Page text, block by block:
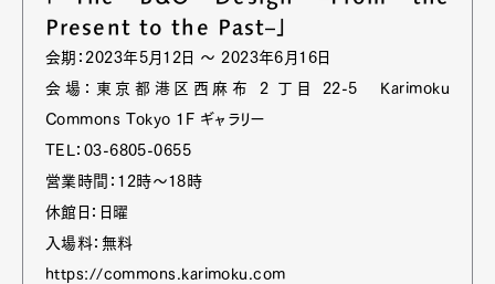
Present to the Past‒」
会期：2023年5月12日 〜 2023年6月16日
会場：東京都港区西麻布 2 丁目 22-5 Karimoku
Commons Tokyo 1F ギャラリー
TEL：03-6805-0655
営業時間：12時〜18時
休館日：日曜
入場料：無料
https://commons.karimoku.com